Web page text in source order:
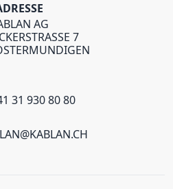
AG
7
31 930 80 80